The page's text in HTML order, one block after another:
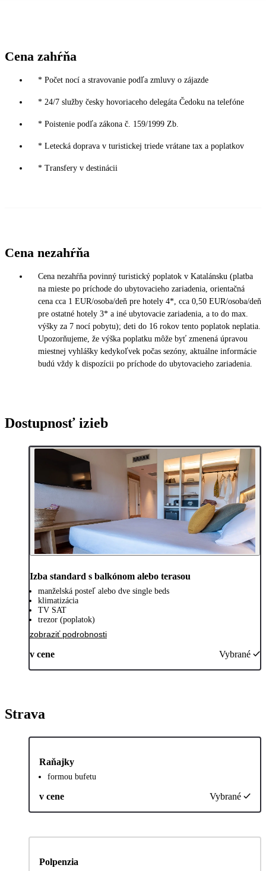
Cena zahŕňa
* Počet nocí a stravovanie podľa zmluvy o zájazde
* 24/7 služby česky hovoriaceho delegáta Čedoku na telefóne
* Poistenie podľa zákona č. 159/1999 Zb.
* Letecká doprava v turistickej triede vrátane tax a poplatkov
* Transfery v destinácii
Cena nezahŕňa
Cena nezahŕňa povinný turistický poplatok v Katalánsku (platba
na mieste po príchode do ubytovacieho zariadenia, orientačná
cena cca 1 EUR/osoba/deň pre hotely 4*, cca 0,50 EUR/osoba/deň
pre ostatné hotely 3* a iné ubytovacie zariadenia, a to do max.
výšky za 7 nocí pobytu); deti do 16 rokov tento poplatok neplatia.
Upozorňujeme, že výška poplatku môže byť zmenená úpravou
miestnej vyhlášky kedykoľvek počas sezóny, aktuálne informácie
budú vždy k dispozícii po príchode do ubytovacieho zariadenia.
Dostupnosť izieb
Izba standard s balkónom alebo terasou
manželská posteľ alebo dve single beds
klimatizácia
TV SAT
trezor (poplatok)
zobraziť podrobnosti
v cene Vybrané
Strava
Raňajky
formou bufetu
v cene Vybrané
Polpenzia